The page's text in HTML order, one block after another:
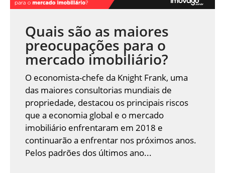
Quais são as maiores
preocupações para o
mercado imobiliário?
O economista-chefe da Knight Frank, uma
das maiores consultorias mundiais de
propriedade, destacou os principais riscos
que a economia global e o mercado
imobiliário enfrentaram em 2018 e
continuarão a enfrentar nos próximos anos.
Pelos padrões dos últimos ano...